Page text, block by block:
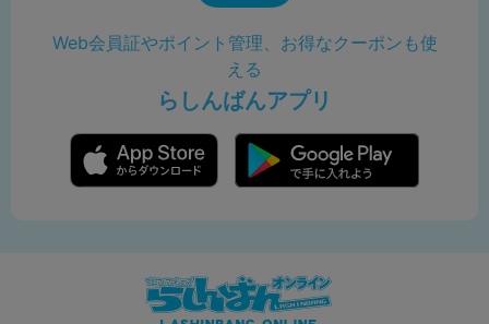
Web会員証やポイント管理、お得なクーポンも使
える
らしんばんアプリ